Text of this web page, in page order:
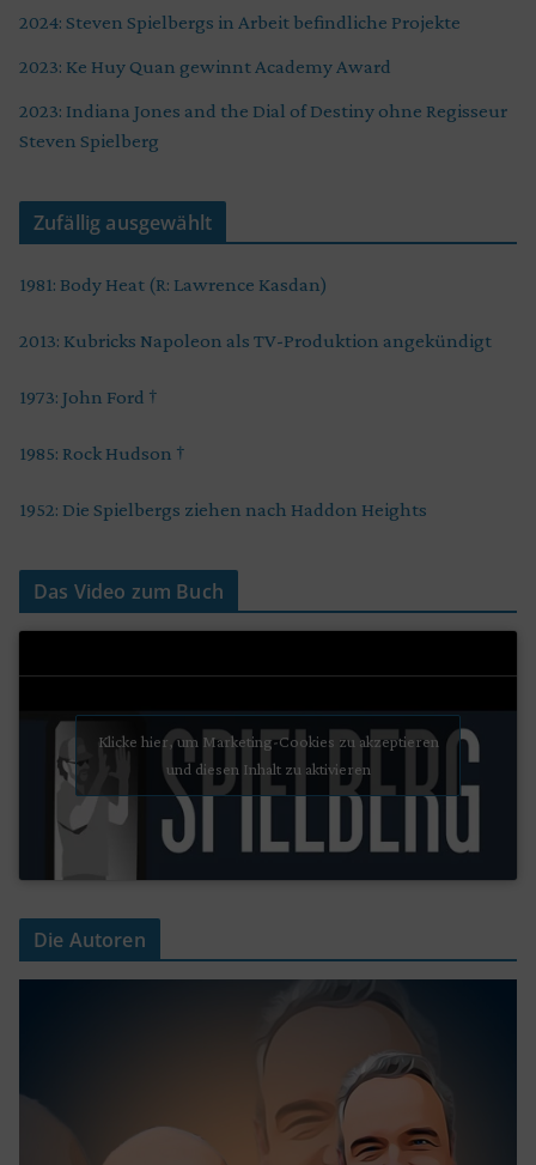
2024: Steven Spielbergs in Arbeit befindliche Projekte
2023: Ke Huy Quan gewinnt Academy Award
2023: Indiana Jones and the Dial of Destiny ohne Regisseur
Steven Spielberg
Zufällig ausgewählt
1981: Body Heat (R: Lawrence Kasdan)
2013: Kubricks Napoleon als TV-Produktion angekündigt
1973: John Ford †
1985: Rock Hudson †
1952: Die Spielbergs ziehen nach Haddon Heights
Das Video zum Buch
Klicke hier, um Marketing-Cookies zu akzeptieren
und diesen Inhalt zu aktivieren
Die Autoren